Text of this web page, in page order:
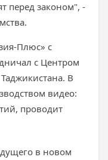
перед законом", -
Плюс» с
с Центром
В
видео:
проводит
в новом